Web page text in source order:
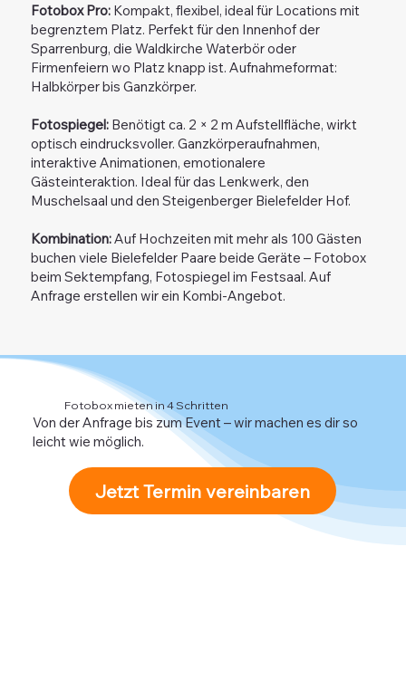
Fotobox Pro: Kompakt, flexibel, ideal für Locations mit
begrenztem Platz. Perfekt für den Innenhof der
Sparrenburg, die Waldkirche Waterbör oder
Firmenfeiern wo Platz knapp ist. Aufnahmeformat:
Halbkörper bis Ganzkörper.
Fotospiegel: Benötigt ca. 2 × 2 m Aufstellfläche, wirkt
optisch eindrucksvoller. Ganzkörperaufnahmen,
interaktive Animationen, emotionalere
Gästeinteraktion. Ideal für das Lenkwerk, den
Muschelsaal und den Steigenberger Bielefelder Hof.
Kombination:Auf Hochzeiten mit mehr als 100 Gästen
buchen viele Bielefelder Paare beide Geräte – Fotobox
beim Sektempfang, Fotospiegel im Festsaal. Auf
Anfrage erstellen wir ein Kombi-Angebot.
Fotobox mieten in 4 Schritten
Von der Anfrage bis zum Event – wir machen es dir so
leicht wie möglich.
Jetzt Termin vereinbaren